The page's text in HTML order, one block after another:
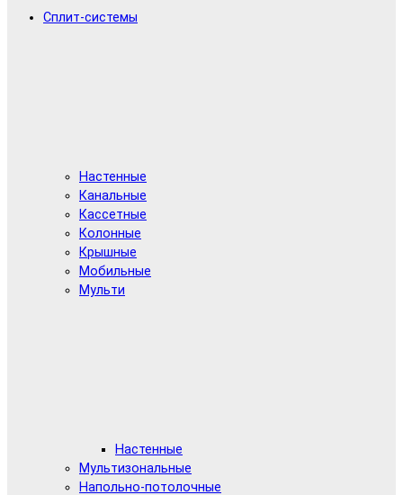
Сплит-системы
Настенные
Канальные
Кассетные
Колонные
Крышные
Мобильные
Мульти
Настенные
Мультизональные
Напольно-потолочные